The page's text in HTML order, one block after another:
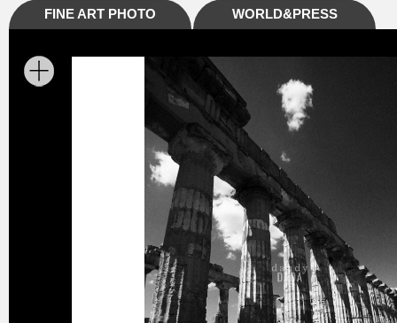
FINE ART PHOTO WORLD&PRESS